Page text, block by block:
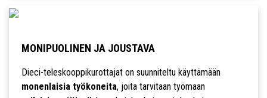
MONIPUOLINEN JA JOUSTAVA
Dieci-teleskooppikurottajat on suunniteltu käyttämään
monenlaisia työkoneita, joita tarvitaan työmaan